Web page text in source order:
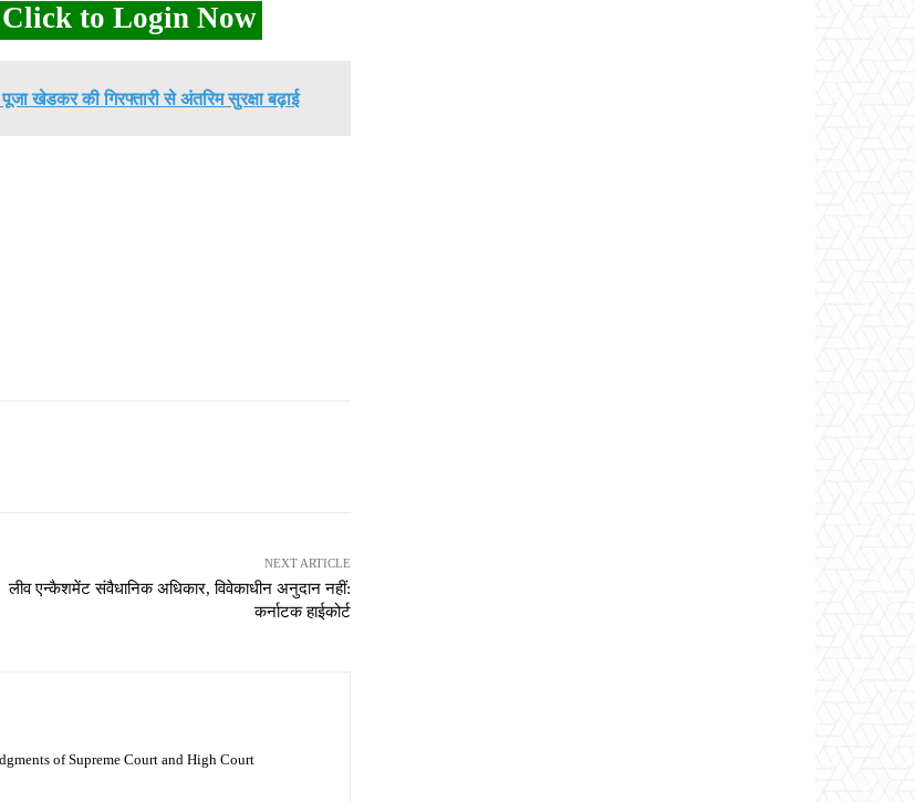
Click to Login Now
खेडकर की गिरफ्तारी से अंतरिम सुरक्षा बढ़ाई
NEXT ARTICLE
लीव एन्कैशमेंट संवैधानिक अधिकार, विवेकाधीन अनुदान नहीं:
कर्नाटक हाईकोर्ट
of Supreme Court and High Court